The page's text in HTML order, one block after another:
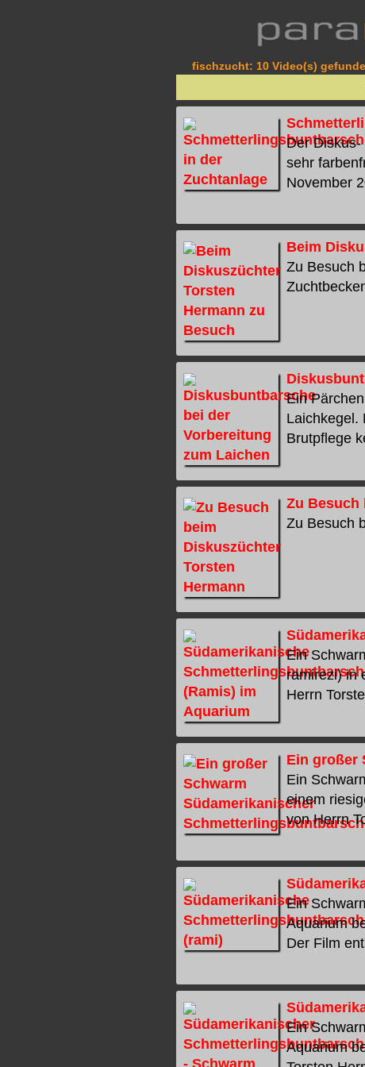
fischzucht: 10 Video(s)
Der
sehr
November
Beim
Zu Besuch
Ein
Laichkegel.
Brutpflege
Zu Besuch
Zu Besuch
Ein
ramirezi) in
Herrn
Ein großer
Ein
einem
von Herrn
Ein
Aquarium
Der Film
Ein
Aquarium